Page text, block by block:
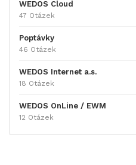
WEDOS Cloud
47 Otázek
Poptávky
46 Otázek
WEDOS Internet a.s.
18 Otázek
WEDOS OnLine / EWM
12 Otázek